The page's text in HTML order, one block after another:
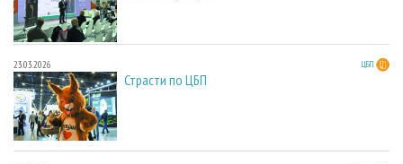
23.03.2026 ЦБП
Страсти по ЦБП